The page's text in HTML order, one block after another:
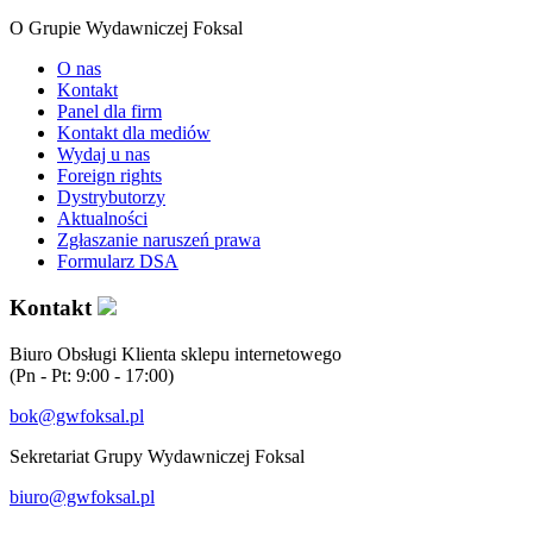
O Grupie Wydawniczej Foksal
O nas
Kontakt
Panel dla firm
Kontakt dla mediów
Wydaj u nas
Foreign rights
Dystrybutorzy
Aktualności
Zgłaszanie naruszeń prawa
Formularz DSA
Kontakt
Biuro Obsługi Klienta sklepu internetowego
(Pn - Pt: 9:00 - 17:00)
bok@gwfoksal.pl
Sekretariat Grupy Wydawniczej Foksal
biuro@gwfoksal.pl